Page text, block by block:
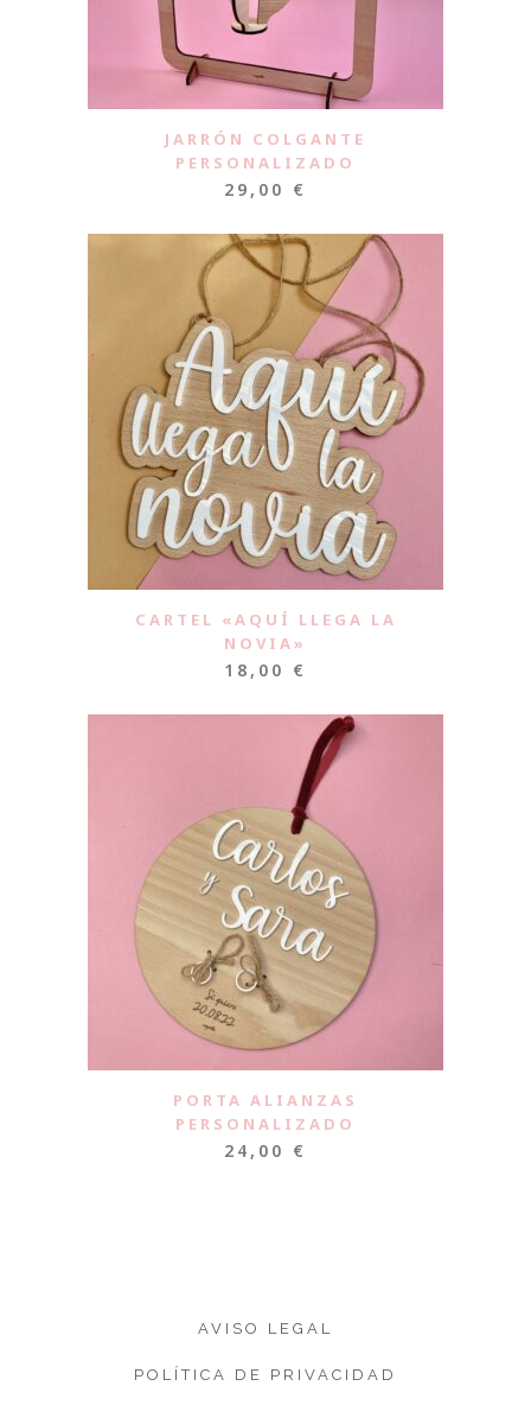
JARRÓN COLGANTE
PERSONALIZADO
29,00 €
CARTEL «AQUÍ LLEGA LA
NOVIA»
18,00 €
PORTA ALIANZAS
PERSONALIZADO
24,00 €
AVISO LEGAL
POLÍTICA DE PRIVACIDAD